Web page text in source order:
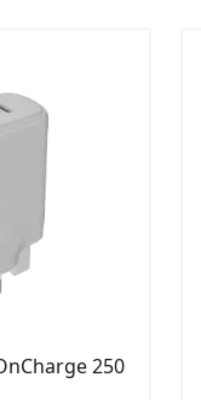
250